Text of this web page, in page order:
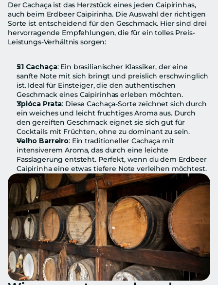
Der Cachaça ist das Herzstück eines jeden Caipirinhas,
auch beim Erdbeer Caipirinha. Die Auswahl der richtigen
Sorte ist entscheidend für den Geschmack. Hier sind drei
hervorragende Empfehlungen, die für ein tolles Preis-
Leistungs-Verhältnis sorgen:
51 Cachaça: Ein brasilianischer Klassiker, der eine
sanfte Note mit sich bringt und preislich erschwinglich
ist. Ideal für Einsteiger, die den authentischen
Geschmack eines Caipirinhas erleben möchten.
Ypióca Prata: Diese Cachaça-Sorte zeichnet sich durch
ein weiches und leicht fruchtiges Aroma aus. Durch
den gereiften Geschmack eignet sie sich gut für
Cocktails mit Früchten, ohne zu dominant zu sein.
Velho Barreiro: Ein traditioneller Cachaça mit
intensiverem Aroma, das durch eine leichte
Fasslagerung entsteht. Perfekt, wenn du dem Erdbeer
Caipirinha eine etwas tiefere Note verleihen möchtest.